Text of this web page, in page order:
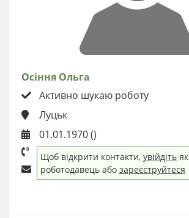
Осіння Ольга
Активно шукаю роботу
Луцьк
01.01.1970 ()
Щоб відкрити контакти, увійдітьяк
роботодавець або зареєструйтеся